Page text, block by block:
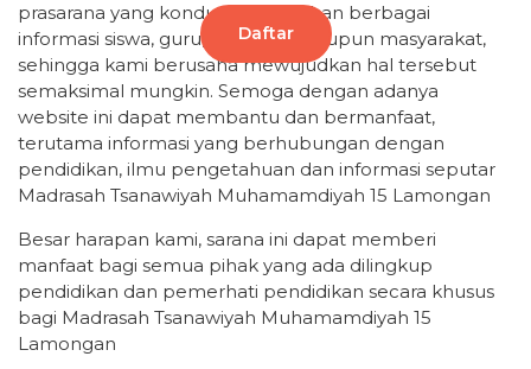
Daftar
prasarana yang kondusif, kebutuhan berbagai
informasi siswa, guru, orangtua maupun masyarakat,
sehingga kami berusaha mewujudkan hal tersebut
semaksimal mungkin. Semoga dengan adanya
website ini dapat membantu dan bermanfaat,
terutama informasi yang berhubungan dengan
pendidikan, ilmu pengetahuan dan informasi seputar
Madrasah Tsanawiyah Muhamamdiyah 15 Lamongan
Besar harapan kami, sarana ini dapat memberi
manfaat bagi semua pihak yang ada dilingkup
pendidikan dan pemerhati pendidikan secara khusus
bagi Madrasah Tsanawiyah Muhamamdiyah 15
Lamongan